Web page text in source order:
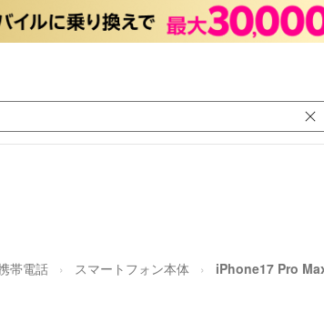
帯電話 スマートフォン本体 iPhone17 Pro